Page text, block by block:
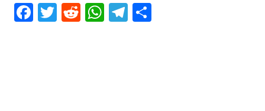
Facebook
Twitter
RedditWhatsApp
Telegram